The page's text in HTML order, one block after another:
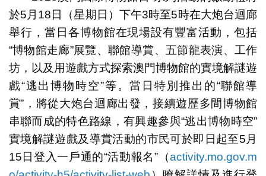
於5月18日（星期日）下午3時至5時在大炮台迴廊
舉行，當日各博物館在現場設有豐富活動，包括
“博物館走廊”展覽、聯館導賞、五節龍表演、工作
坊，以及用遊戲方式探索澳門博物館的實境解謎遊
戲“逃出博物時空”等。當日特別推出的“聯館導
賞”，將從大炮台迴廊出發，接續遊歷多間博物館
串聯而成的特色路線，有興趣參與“逃出博物時空”
實境解謎遊戲及導賞活動的市民可於即日起至5月
15日登入一戶通的“活動報名”（activity.mo.gov.m